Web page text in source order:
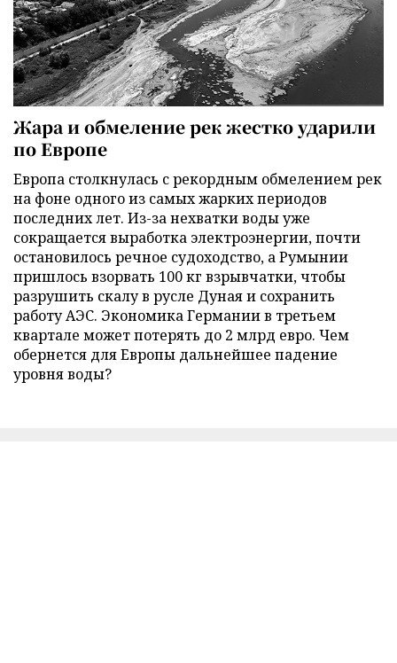
Жара и обмеление рек жестко ударили
по Европе
Европа столкнулась с рекордным обмелением рек
на фоне одного из самых жарких периодов
последних лет. Из-за нехватки воды уже
сокращается выработка электроэнергии, почти
остановилось речное судоходство, а Румынии
пришлось взорвать 100 кг взрывчатки, чтобы
разрушить скалу в русле Дуная и сохранить
работу АЭС. Экономика Германии в третьем
квартале может потерять до 2 млрд евро. Чем
обернется для Европы дальнейшее падение
уровня воды?